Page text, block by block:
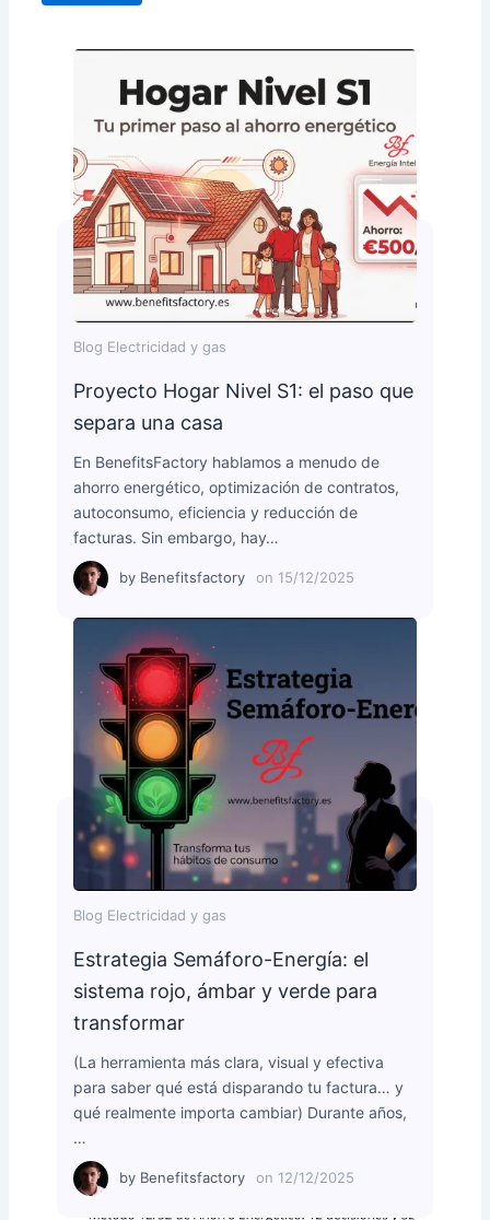
Blog Electricidad y gas
Proyecto Hogar Nivel S1: el paso que
separa una casa
En BenefitsFactory hablamos a menudo de
ahorro energético, optimización de contratos,
autoconsumo, eficiencia y reducción de
facturas. Sin embargo, hay…
by Benefitsfactory on 15/12/2025
Blog Electricidad y gas
Estrategia Semáforo-Energía: el
sistema rojo, ámbar y verde para
transformar
(La herramienta más clara, visual y efectiva
para saber qué está disparando tu factura… y
qué realmente importa cambiar) Durante años,
…
by Benefitsfactory on 12/12/2025